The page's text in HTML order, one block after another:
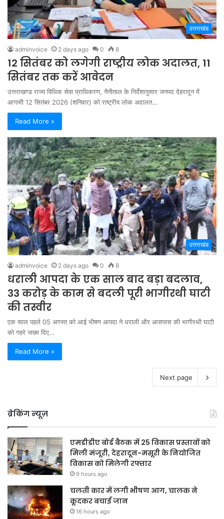
उत्तराखंड
adminvoice 2 days ago 0 8
12 सितंबर को लगेगी राष्ट्रीय लोक अदालत, 11
सितंबर तक करें आवेदन
उत्तराखण्ड राज्य विधिक सेवा प्राधिकरण, नैनीताल के निर्देशानुसार जनपद देहरादून में
आगामी 12 सितंबर 2026 (शनिवार) को राष्ट्रीय लोक अदालत…
Read More »
उत्तराखंड
adminvoice 2 days ago 0 8
धराली आपदा के एक साल बाद बड़ा बदलाव,
33 करोड़ के काम से बदली पूरी भागीरथी घाटी
की तस्वीर
एक साल पहले 05 अगस्त को आई भीषण आपदा ने धराली और आसपास की भागीरथी घाटी
को गहरे जख्म दिए…
Read More »
Next page
ब्रेकिंग न्यूज़
एमडीडीए बोर्ड बैठक में 25 विकास प्रस्तावों को
मिली मंजूरी, देहरादून-मसूरी के नियोजित
विकास को मिलेगी रफ्तार
9 hours ago
चलती कार में लगी भीषण आग, चालक ने
कूदकर बचाई जान
16 hours ago